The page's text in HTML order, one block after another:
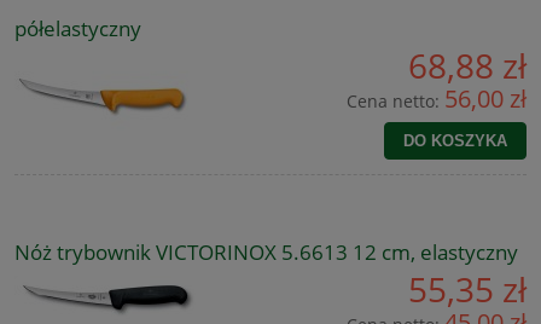
półelastyczny
68,88 zł
Cena netto: 56,00 zł
DO KOSZYKA
Nóż trybownik VICTORINOX 5.6613 12 cm, elastyczny
55,35 zł